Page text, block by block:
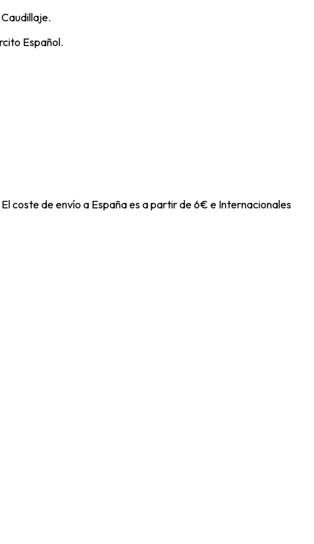
Español.
coste de envío a España es a partir de 6€ e Internacionales